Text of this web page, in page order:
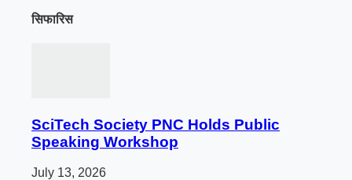
सिफारिस
SciTech Society PNC Holds Public
Speaking Workshop
July 13, 2026